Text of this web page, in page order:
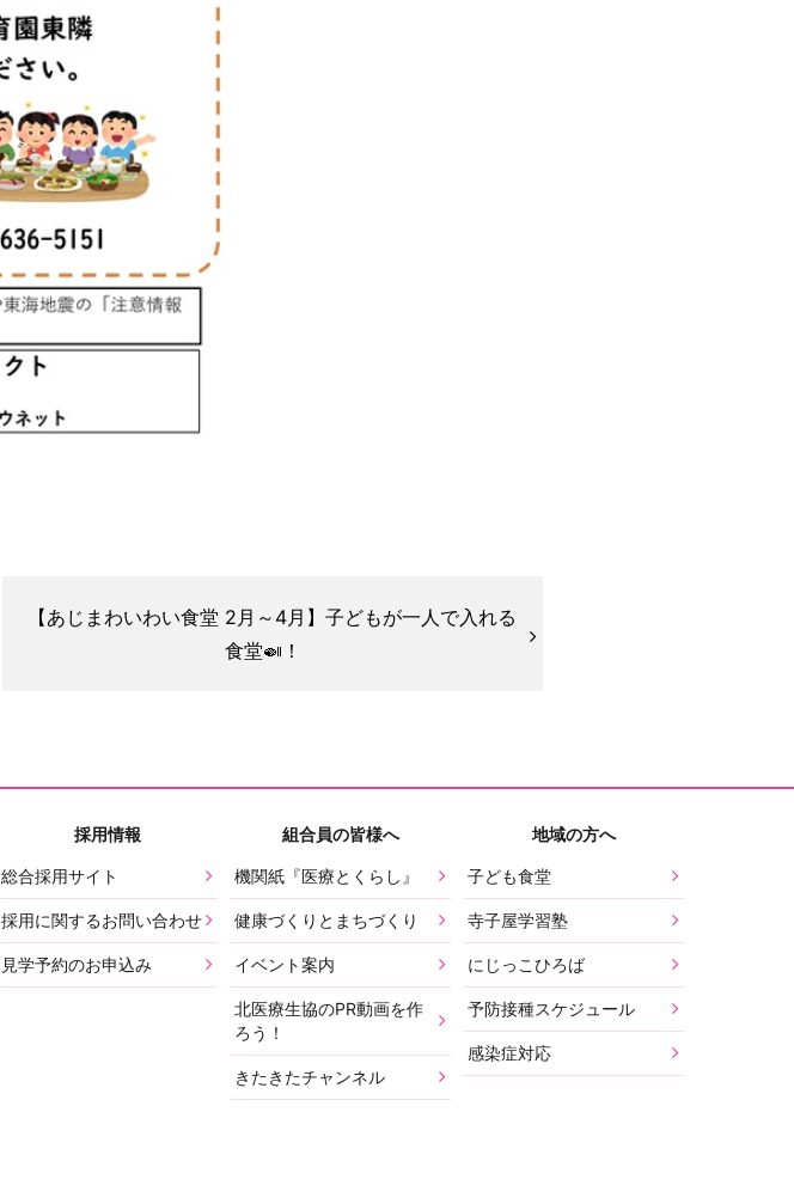
【あじまわいわい食堂 2月～4月】子どもが一人で入れる
食堂🍛！
採用情報
総合採用サイト
採用に関するお問い合わせ
見学予約のお申込み
組合員の皆様へ
機関紙『医療とくらし』
健康づくりとまちづくり
イベント案内
北医療生協のPR動画を作
ろう！
きたきたチャンネル
地域の方へ
子ども食堂
寺子屋学習塾
にじっこひろば
予防接種スケジュール
感染症対応